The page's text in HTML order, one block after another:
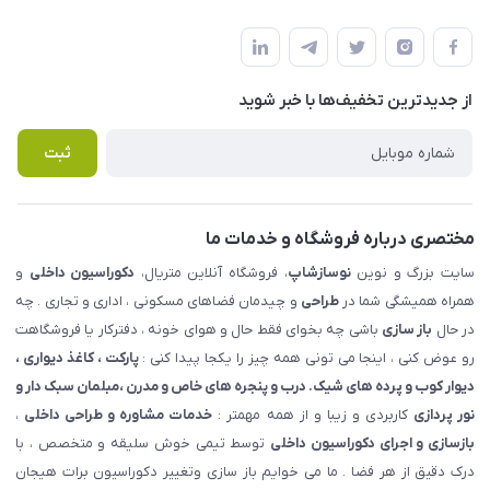
املاک مدنی - نوساز شاپ
لیست محصولات
درباره ما
قوانین و مقررات
حریم خصوصی
راهنما
پرسش های متداول
از جدید‌ترین تخفیف‌ها با‌ خبر شوید
ثبت
مختصری درباره فروشگاه و خدمات ما
سایت بزرگ و نویننوسازشاپ، فروشگاه آنلاین متریال، دکوراسیون داخلی و
همراه همیشگی شما درطراحی و چیدمان فضاهای مسکونی ، اداری و تجاری . چه
در حال باز سازی باشی چه بخوای فقط حال و هوای خونه ، دفترکار یا فروشگاهت
رو عوض کنی ، اینجا می تونی همه چیز را یکجا پیدا کنی :پارکت ، کاغذ دیواری ،
دیوار کوب و پرده های شیک. درب و پنجره های خاص و مدرن ،مبلمان سبک دار و
نور پردازی کاربردی و زیبا و از همه مهمتر : خدمات مشاوره و طراحی داخلی ،
بازسازی و اجرای دکوراسیون داخلی توسط تیمی خوش سلیقه و متخصص ، با
درک دقیق از هر فضا . ما می خوایم باز سازی وتغییر دکوراسیون برات هیجان